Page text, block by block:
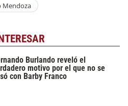
Mendoza
Burlando reveló el
motivo por el que no se
con Barby Franco